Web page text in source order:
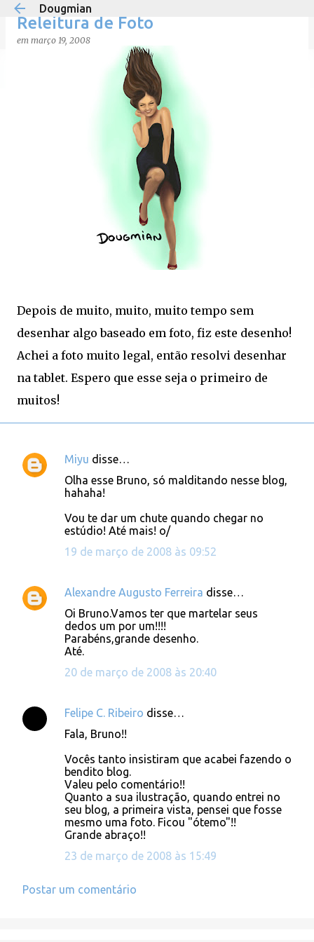
Pular para o conteúdo principal
Dougmian
Releitura de Foto
em março 19, 2008
Depois de muito, muito, muito tempo sem
desenhar algo baseado em foto, fiz este desenho!
Achei a foto muito legal, então resolvi desenhar
na tablet. Espero que esse seja o primeiro de
muitos!
C
á
r
Miyu disse…
Olha esse Bruno, só malditando nesse blog,
hahaha!
Vou te dar um chute quando chegar no
estúdio! Até mais! o/
19 de março de 2008 às 09:52
Alexandre Augusto Ferreira disse…
Oi Bruno.Vamos ter que martelar seus
dedos um por um!!!!
Parabéns,grande desenho.
Até.
20 de março de 2008 às 20:40
Felipe C. Ribeiro disse…
Fala, Bruno!!
Vocês tanto insistiram que acabei fazendo o
bendito blog.
Valeu pelo comentário!!
Quanto a sua ilustração, quando entrei no
seu blog, a primeira vista, pensei que fosse
mesmo uma foto. Ficou "ótemo"!!
Grande abraço!!
23 de março de 2008 às 15:49
Postar um comentário